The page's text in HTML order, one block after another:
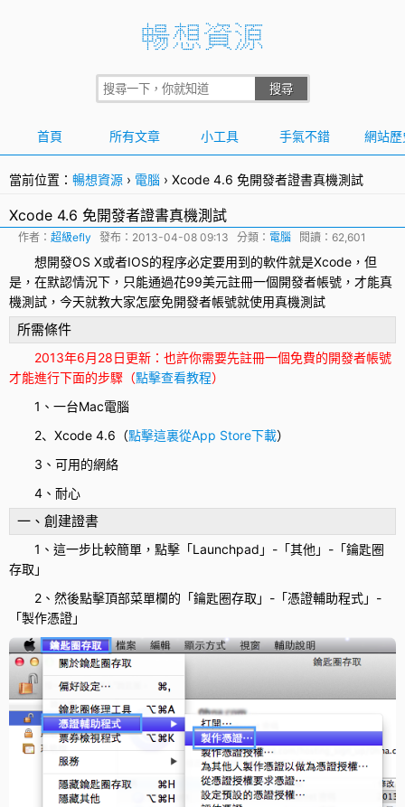
首頁 所有文章 小工具 手氣不錯 網站歷
當前位置： 暢想資源 › 電腦 › Xcode 4.6 免開發者證書真機測試
Xcode 4.6 免開發者證書真機測試
作者： 超級efly 發布： 2013-04-08 09:13 分類： 電腦 閱讀：62,601
想開發OS X或者IOS的程序必定要用到的軟件就是Xcode ，但
是，在默認情況下，只能通過花99美元註冊一個開發者帳號，才能真
機測試 ，今天就教大家怎麼免開發者帳號就使用真機測試
所需條件
2013年6月28日更新：也許你需要先註冊一個免費的開發者帳號
才能進行下面的步驟（點擊查看教程）
1、一台Mac電腦
2、 Xcode 4.6 （點擊這裏從App Store下載）
3、可用的網絡
4、耐心
一、創建證書
1、這一步比較簡單，點擊「Launchpad」-「其他」-「鑰匙圈
存取」
2、然後點擊頂部菜單欄的「鑰匙圈存取」-「憑證輔助程式」-
「製作憑證」